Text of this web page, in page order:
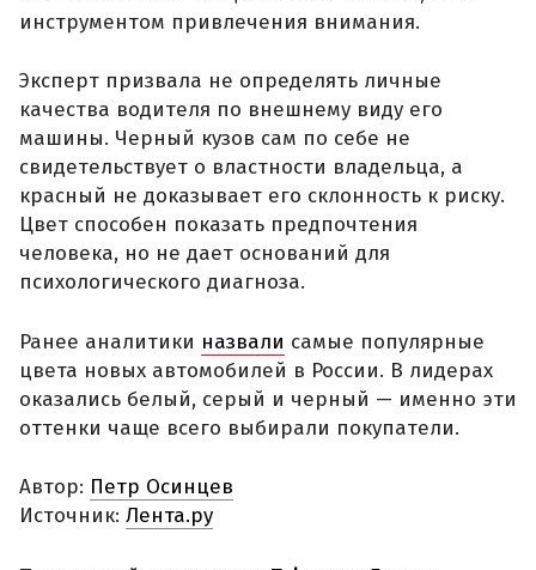
инструментом привлечения внимания.
Эксперт призвала не определять личные
качества водителя по внешнему виду его
машины. Черный кузов сам по себе не
свидетельствует о властности владельца, а
красный не доказывает его склонность к риску.
Цвет способен показать предпочтения
человека, но не дает оснований для
психологического диагноза.
Ранее аналитики назвали самые популярные
цвета новых автомобилей в России. В лидерах
оказались белый, серый и черный — именно эти
оттенки чаще всего выбирали покупатели.
Автор: Петр Осинцев
Источник: Лента.ру